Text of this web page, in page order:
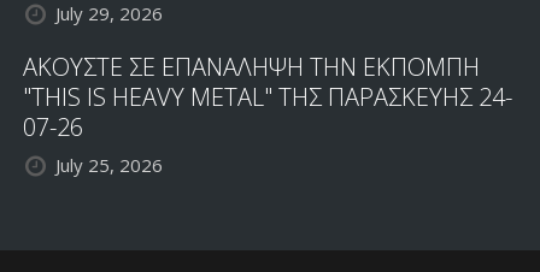
July 29, 2026
ΑΚΟΥΣΤΕ ΣΕ ΕΠΑΝΑΛΗΨΗ ΤΗΝ ΕΚΠΟΜΠΗ
"THIS IS HEAVY METAL" ΤΗΣ ΠΑΡΑΣΚΕΥΗΣ 24-
07-26
July 25, 2026